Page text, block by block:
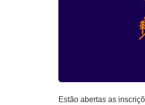
Estão abertas as